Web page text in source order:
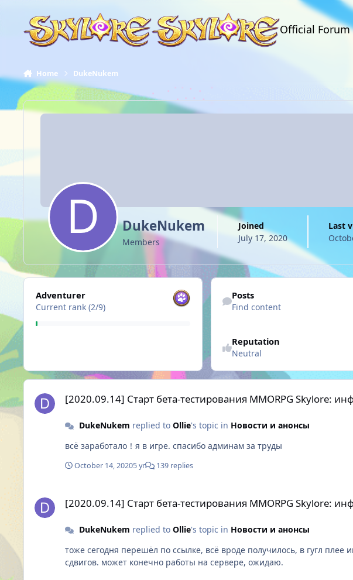
Official Forum
Home DukeNukem
DukeNukem
Members
Joined
July 17, 2020
Last
View all
Adventurer
Current rank (2/9)
Find content
Posts
Find content
Reputation
Neutral
[2020.09.14] Старт бета-тестирования MMORPG Skylore: информация для
[2020.09.14] Старт бета-тестирования MMORPG Skylore:
DukeNukem replied to Ollie's topic in Новости и анонсы
всё заработало！я в игре. спасибо админам за труды
October 14, 20205 yr 139 replies
[2020.09.14] Старт бета-тестирования MMORPG Skylore:
DukeNukem replied to Ollie's topic in Новости и анонсы
тоже сегодня перешёл по ссылке, всё вроде получилось, в гугл
сдвигов. может конечно работы на сервере, ожидаю.